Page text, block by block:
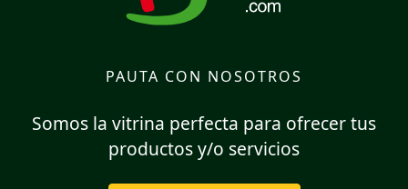
PAUTA CON NOSOTROS
Somos la vitrina perfecta para ofrecer tus
productos y/o servicios